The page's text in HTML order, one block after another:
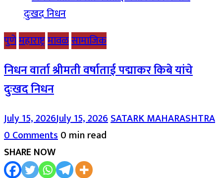
पुणेमहाराष्ट्रमावळसामाजिक
निधन वार्ता श्रीमती वर्षाताई पद्माकर किबे यांचे
दुःखद निधन
July 15, 2026July 15, 2026SATARK MAHARASHTRA
0 Comments0 min read
SHARE NOW